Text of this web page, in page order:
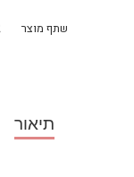
שתף מוצר
תיאור